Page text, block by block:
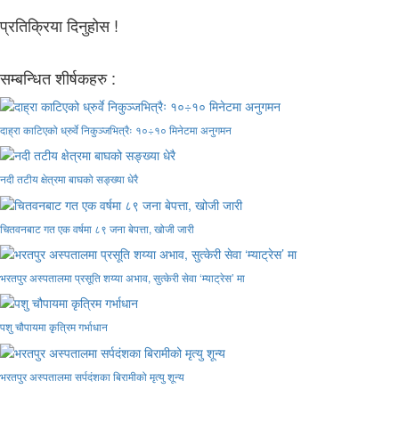
प्रतिक्रिया दिनुहोस !
सम्बन्धित शीर्षकहरु :
दाह्रा काटिएको ध्रुर्वे निकुञ्जभित्रैः १०÷१० मिनेटमा अनुगमन
नदी तटीय क्षेत्रमा बाघको सङ्ख्या धेरै
चितवनबाट गत एक वर्षमा ८९ जना बेपत्ता, खोजी जारी
भरतपुर अस्पतालमा प्रसूति शय्या अभाव, सुत्केरी सेवा ‘म्याट्रेस’ मा
पशु चौपायमा कृत्रिम गर्भाधान
भरतपुर अस्पतालमा सर्पदंशका बिरामीको मृत्यु शून्य